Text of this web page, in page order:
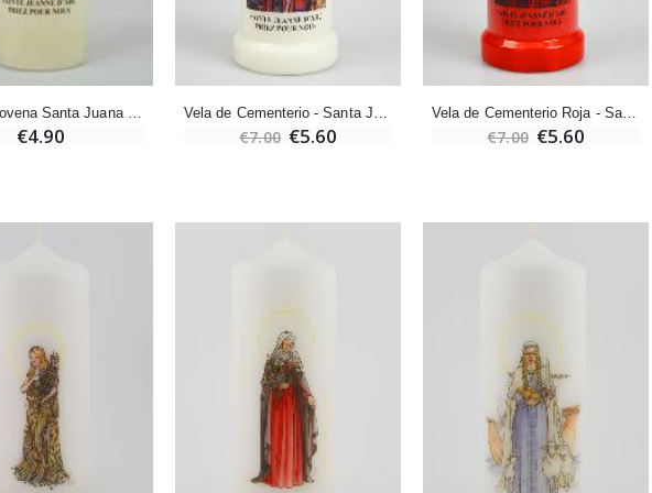
-25%
€90.00 €67.50
€21.90
€2.50
€4.90 €7.00 €5.60
Vela de Cementerio Roja - Santa Juana de Arco
€7.00 €5.60